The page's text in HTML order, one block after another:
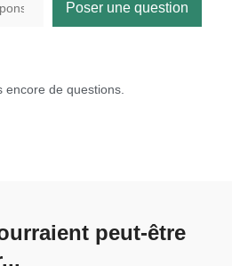
Poser une question
encore de questions.
peut-être